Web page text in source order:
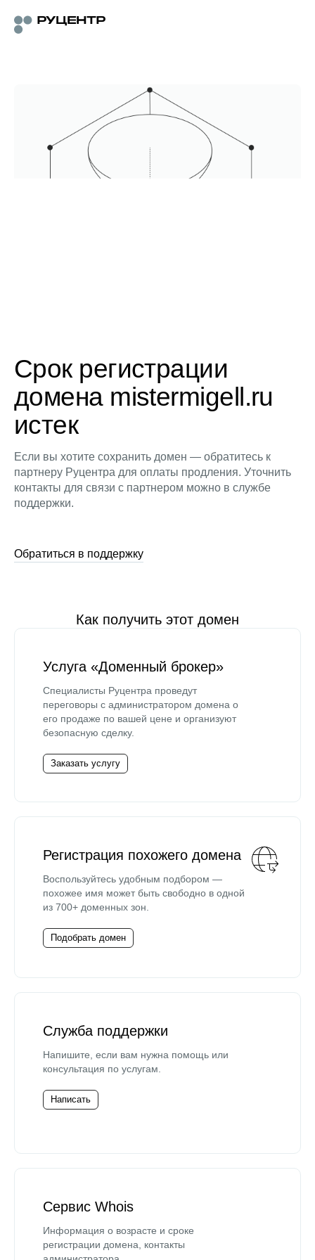
Срок регистрации
домена mistermigell.ru
истек
Если вы хотите сохранить домен — обратитесь к
партнеру Руцентра для оплаты продления. Уточнить
контакты для связи с партнером можно в службе
поддержки.
Обратиться в поддержку
Как получить этот домен
Услуга «Доменный брокер»
Специалисты Руцентра проведут
переговоры с администратором домена о
его продаже по вашей цене и организуют
безопасную сделку.
Заказать услугу
Регистрация похожего домена
Воспользуйтесь удобным подбором —
похожее имя может быть свободно в одной
из 700+ доменных зон.
Подобрать домен
Служба поддержки
Напишите, если вам нужна помощь или
консультация по услугам.
Написать
Сервис Whois
Информация о возрасте и сроке
регистрации домена, контакты